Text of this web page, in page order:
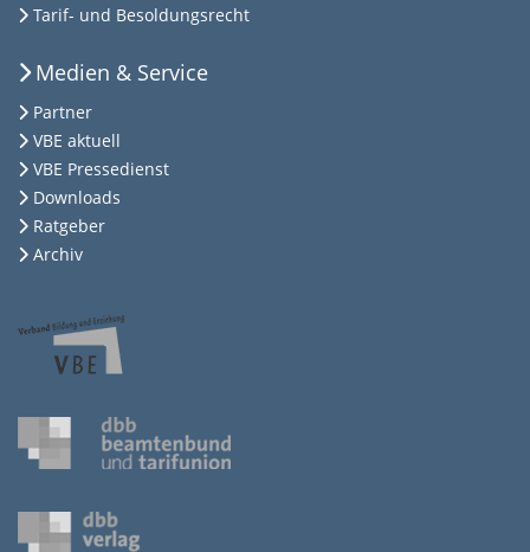
Tarif- und Besoldungsrecht
Medien & Service
Partner
VBE aktuell
VBE Pressedienst
Downloads
Ratgeber
Archiv